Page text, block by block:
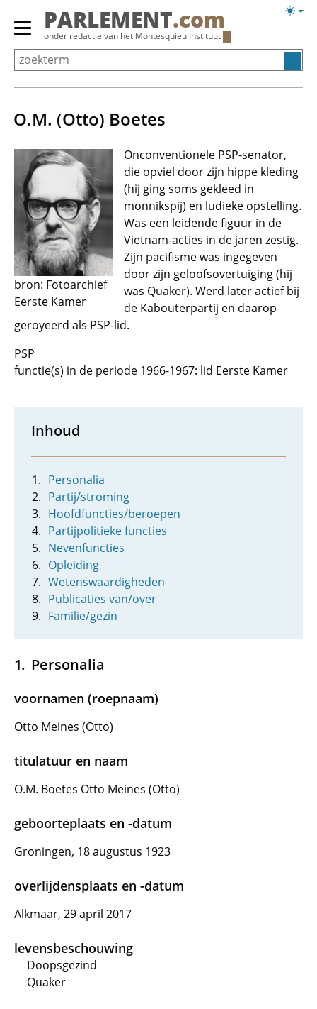
Overslaan
Primair
menu
tonen/verbergen
PARLEMENT.com
onder redactie van het Montesquieu Instituut
O.M. (Otto) Boetes
bron: Fotoarchief
Eerste Kamer
Onconventionele PSP-senator,
die opviel door zijn hippe kleding
(hij ging soms gekleed in
monnikspij) en ludieke opstelling.
Was een leidende figuur in de
Vietnam-acties in de jaren zestig.
Zijn pacifisme was ingegeven
door zijn geloofsovertuiging (hij
was Quaker). Werd later actief bij
de Kabouterpartij en daarop
geroyeerd als PSP-lid.
PSP
functie(s) in de periode 1966-1967: lid Eerste Kamer
Inhoud
Personalia
Partij/stroming
Hoofdfuncties/beroepen
Partijpolitieke functies
Nevenfuncties
Opleiding
Wetenswaardigheden
Publicaties van/over
Familie/gezin
Personalia
voornamen (roepnaam)
Otto Meines (Otto)
titulatuur en naam
O.M. Boetes Otto Meines (Otto)
geboorteplaats en -datum
Groningen, 18 augustus 1923
overlijdensplaats en -datum
Alkmaar, 29 april 2017
levensbeschouwing
Doopsgezind
Quaker